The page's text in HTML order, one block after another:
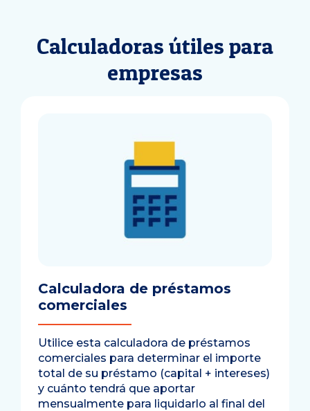
Calculadoras útiles para
empresas
Calculadora de préstamos
comerciales
Utilice esta calculadora de préstamos
comerciales para determinar el importe
total de su préstamo (capital + intereses)
y cuánto tendrá que aportar
mensualmente para liquidarlo al final del